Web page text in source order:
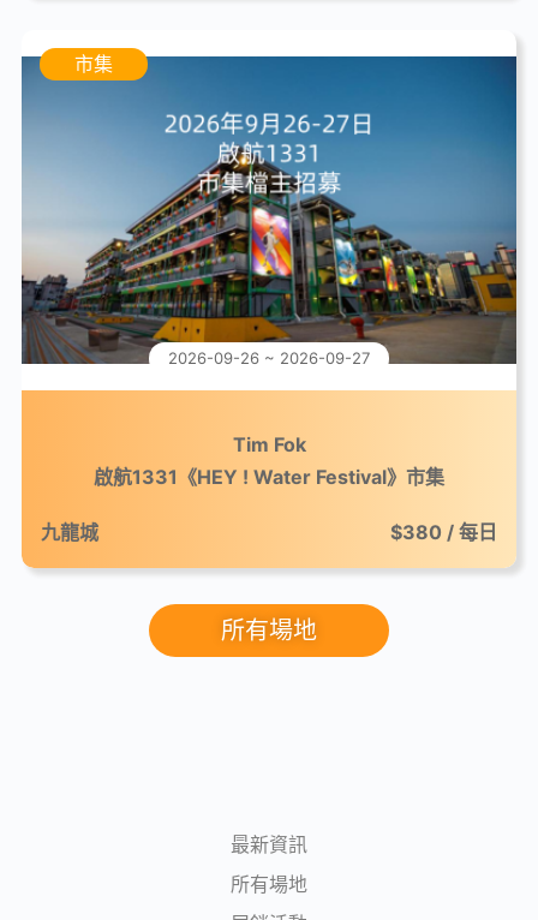
市集
2026-09-26 ~ 2026-09-27
Tim Fok
啟航1331《HEY ! Water Festival》市集
九龍城 $380 / 每日
所有場地
最新資訊
所有場地